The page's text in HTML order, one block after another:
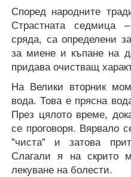
Според народните
Страстната седмица
сряда, са определени
за миене и къпане на
придава очистващ
На Велики вторник
вода. Това е прясна
През цялото време,
се проговоря. Вярвало
"чиста" и затова
Слагали я на скрито
лекуване на болести.